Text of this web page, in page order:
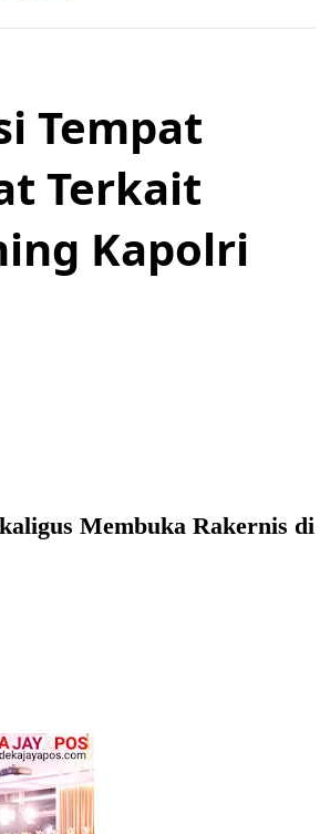
Tempat
Terkait
Kapolri
Membuka Rakernis di